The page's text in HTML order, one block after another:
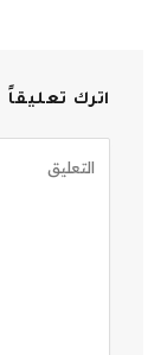
اترك تعليقاً